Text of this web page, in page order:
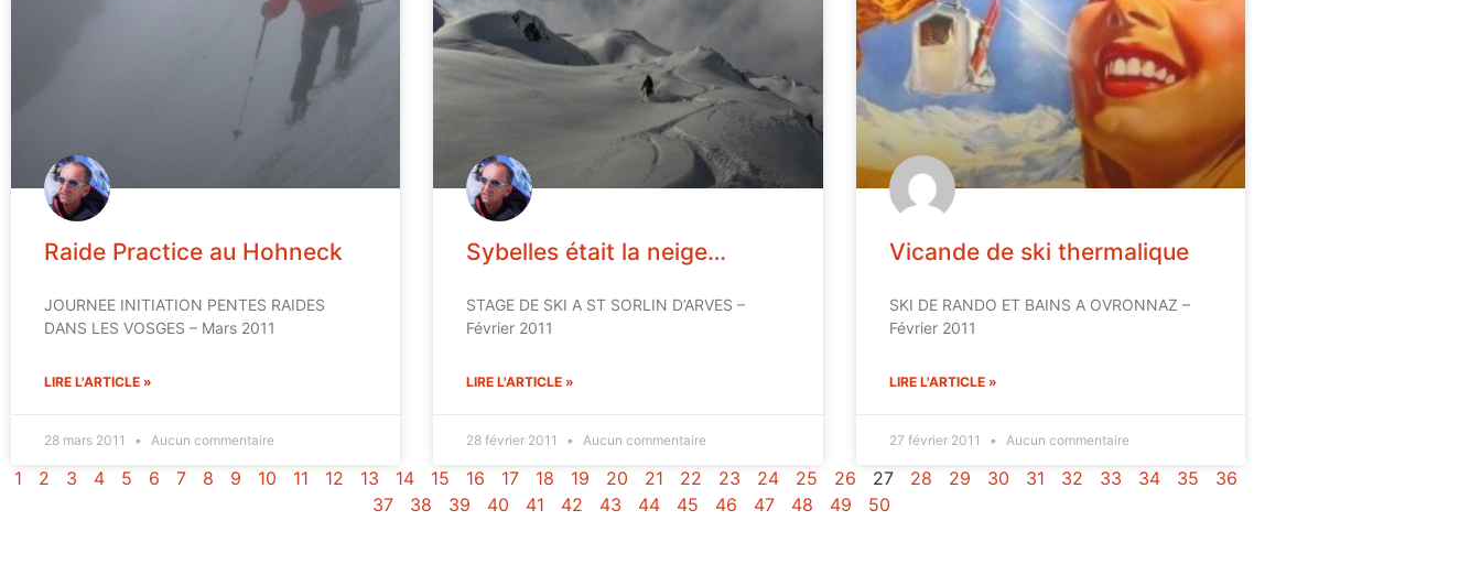
Raide Practice au Hohneck
JOURNEE INITIATION PENTES RAIDES
DANS LES VOSGES – Mars 2011
LIRE L'ARTICLE »
28 mars 2011 Aucun commentaire
Sybelles était la neige…
STAGE DE SKI A ST SORLIN D’ARVES –
Février 2011
LIRE L'ARTICLE »
28 février 2011 Aucun commentaire
Vicande de ski thermalique
SKI DE RANDO ET BAINS A OVRONNAZ –
Février 2011
LIRE L'ARTICLE »
27 février 2011 Aucun commentaire
1 2 3 4 5 6 7 8 9 10 11 12 13 14 15 16 17 18 19 20 21 22 23 24 25 26 27 28 29 30 31 32 33 34 35
36
37
38 39 40 41 42 43 44 45 46 47 48 49 50